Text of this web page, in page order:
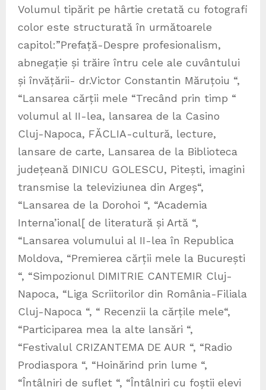
Volumul tipărit pe hârtie cretată cu fotografi
color este structurată în următoarele
capitol:”Prefață-Despre profesionalism,
abnegație și trăire întru cele ale cuvântului
și învățării- dr.Victor Constantin Măruțoiu “,
“Lansarea cărții mele “Trecând prin timp “
volumul al II-lea, lansarea de la Casino
Cluj-Napoca, FĂCLIA-cultură, lecture,
lansare de carte, Lansarea de la Biblioteca
județeană DINICU GOLESCU, Pitești, imagini
transmise la televiziunea din Argeș“,
“Lansarea de la Dorohoi “, “Academia
Interna’ional[ de literatură și Artă “,
“Lansarea volumului al II-lea în Republica
Moldova, “Premierea cărții mele la București
“, “Simpozionul DIMITRIE CANTEMIR Cluj-
Napoca, “Liga Scriitorilor din România-Filiala
Cluj-Napoca “, “ Recenzii la cărțile mele“,
“Participarea mea la alte lansări “,
“Festivalul CRIZANTEMA DE AUR “, “Radio
Prodiaspora “, “Hoinărind prin lume “,
“Întâlniri de suflet “, “Întâlniri cu foștii elevi